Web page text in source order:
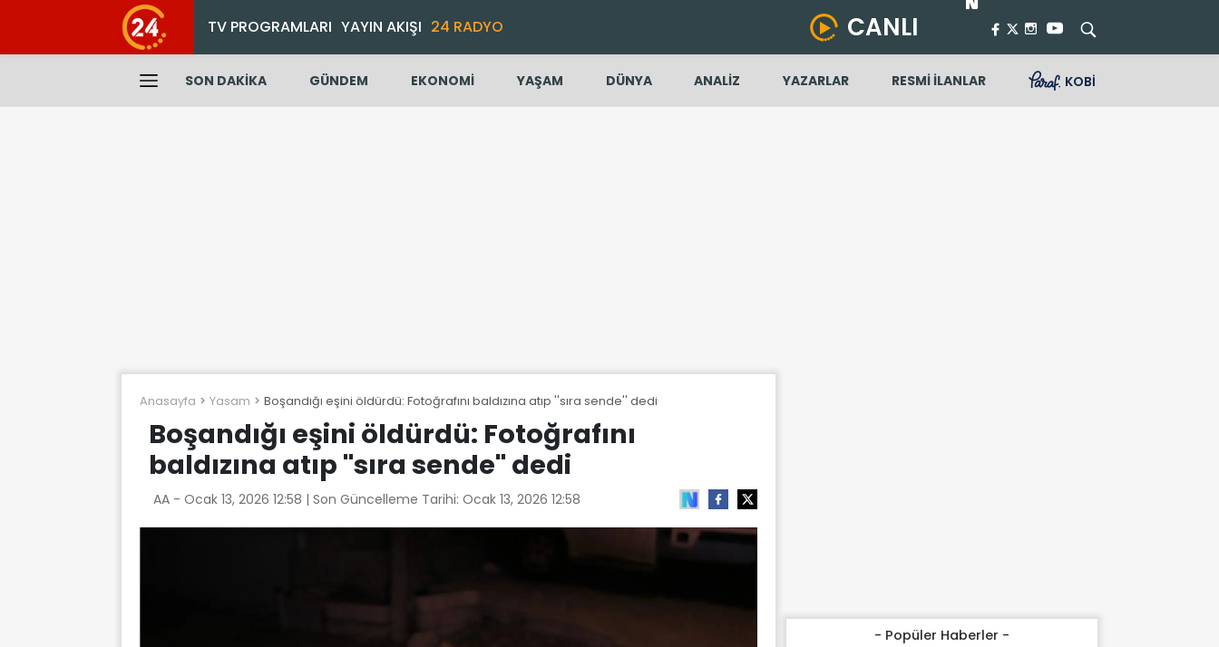
TV PROGRAMLARI YAYIN AKIŞI 24 RADYO CANLI
SON DAKİKA GÜNDEM EKONOMİ YAŞAM DÜNYA ANALİZ YAZARLAR RESMİ İLANLAR KOBİ
Anasayfa Yasam Boşandığı eşini öldürdü: Fotoğrafını baldızına atıp ''sıra sende'' dedi
Boşandığı eşini öldürdü: Fotoğrafını
baldızına atıp ''sıra sende'' dedi
AA - Ocak 13, 2026 12:58 | Son Güncelleme Tarihi: Ocak 13, 2026 12:58
- Popüler Haberler -